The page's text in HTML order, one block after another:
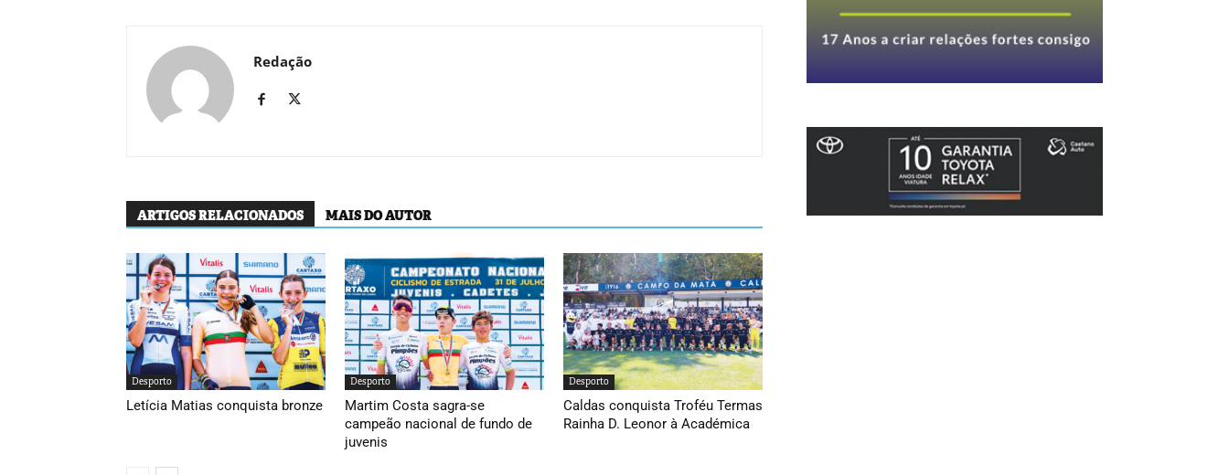
Redação
ARTIGOS RELACIONADOS MAIS DO AUTOR
Desporto
Letícia Matias conquista bronze
Desporto
Martim Costa sagra-se
campeão nacional de fundo de
juvenis
Desporto
Caldas conquista Troféu Termas
Rainha D. Leonor à Académica